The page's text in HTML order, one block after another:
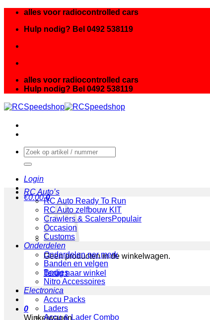
inhoud
alles voor radiocontrolled cars
Hulp nodig? Bel 0492 538119
alles voor radiocontrolled cars
Hulp nodig? Bel 0492 538119
Zoeken
naar:
Login
€0.00 0
Geen producten in de winkelwagen.
Terug naar winkel
0
Winkelwagen
RC Auto’s
RC Auto Ready To Run
RC Auto zelfbouw KIT
Crawlers & Scalers
Occasion
Customs
Onderdelen
Onderdelen per merk
Banden en velgen
Bodies
Nitro Accessoires
Electronica
Accu Packs
Laders
Accu & Lader Combo